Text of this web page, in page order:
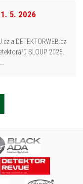
5. 2026
a DETEKTORWEB.cz
SLOUP 2026.